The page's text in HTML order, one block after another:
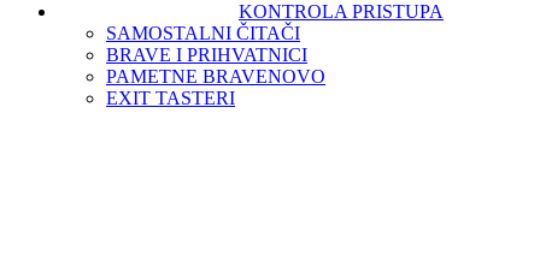
KONTROLA PRISTUPA
SAMOSTALNI ČITAČI
BRAVE I PRIHVATNICI
PAMETNE BRAVENOVO
EXIT TASTERI